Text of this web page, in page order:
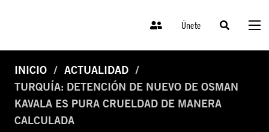
Únete
INICIO
ACTUALIDAD
TURQUÍA: DETENCIÓN DE NUEVO DE OSMAN
KAVALA ES PURA CRUELDAD DE MANERA
CALCULADA